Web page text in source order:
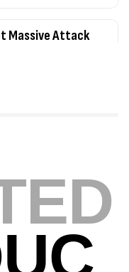
Massive Attack
T26S/35